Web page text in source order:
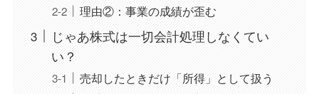
理由②：事業の成績が歪む
じゃあ株式は一切会計処理しなくてい
い？
売却したときだけ「所得」として扱う